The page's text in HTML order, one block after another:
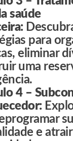
saúde
para
eliminar
uma
4 –
e atrair